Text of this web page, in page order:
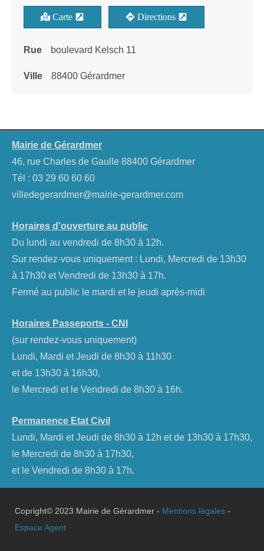
Carte Directions
Rue boulevard Kelsch 11
Ville 88400 Gérardmer
Mairie de Gérardmer
46, rue Charles de Gaulle 88400 Gérardmer
Tél : 03 29 60 60 60
villedegerardmer@mairie-gerardmer.com
Horaires d'ouverture au public
Du lundi au vendredi de 8h30 à 12h.
Sur rendez-vous uniquement : Lundi, Mercredi de 13h30
à 17h30 et Vendredi de 13h30 à 17h.
Fermé au public le mardi et le jeudi après-midi
Horaires Passeports - CNI
(sur rendez-vous uniquement)
Lundi, Mardi et Jeudi de 8h30 à 11h30
et de 13h30 à 16h30,
le Mercredi et le Vendredi de 8h30 à 16h.
Permanence Etat Civil
Lundi, Mardi et Jeudi de 8h30 à 12h et de 13h30 à 17h30,
le Mercredi de 8h30 à 17h30,
et le Vendredi de 8h30 à 17h.
Copright© 2023 Mairie de Gérardmer - Mentions légales -
Espace Agent